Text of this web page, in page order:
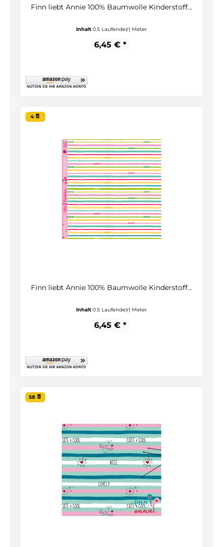
Finn liebt Annie 100% Baumwolle Kinderstoff...
Inhalt 0.5 Laufende(r) Meter
6,45 € *
4
Finn liebt Annie 100% Baumwolle Kinderstoff...
Inhalt 0.5 Laufende(r) Meter
6,45 € *
58